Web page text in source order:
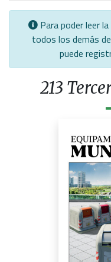
Para poder leer
todos los demás
puede
213